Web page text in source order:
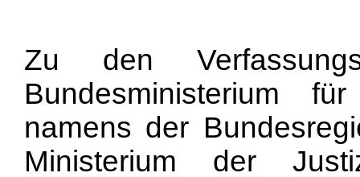
Zu den
Bundesministerium
namens der
Ministerium der